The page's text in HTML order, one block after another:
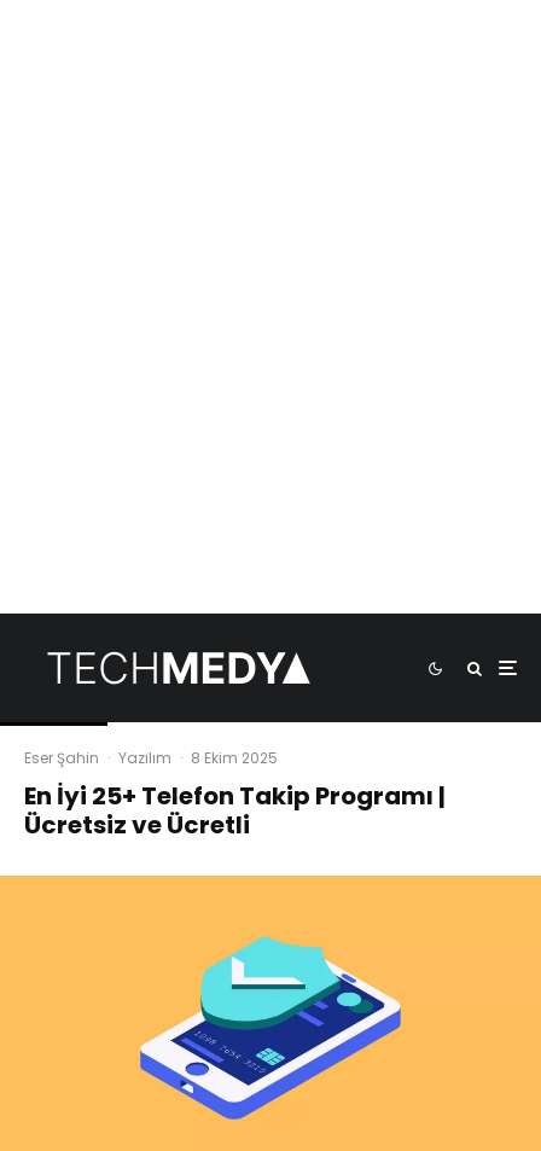
Eser Şahin · Yazılım · 8 Ekim 2025
En İyi 25+ Telefon Takip Programı |
Ücretsiz ve Ücretli